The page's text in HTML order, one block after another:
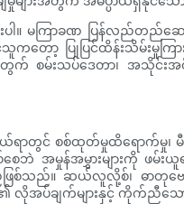
ါ။ မကြာခဏ ပြန်လည်တ
းနှင်သူကတော့ ပြုပြင်ထိန်း
သပ်ဒေတာ၊ အသိုင်းအဝိုင်း
ရာတွင် စစ်ထုတ်မှုထိရောက်မှု၊
အမှုန်အမွှားများကို ဖမ်း
စ်သည်။ ဆယ်လူလို့စ်၊ ဓာတုဗ
ဂျင်၏ လိုအပ်ချက်များနှင့်